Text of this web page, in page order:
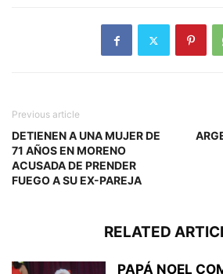
Previous article
DETIENEN A UNA MUJER DE
71 AÑOS EN MORENO
ACUSADA DE PRENDER
FUEGO A SU EX-PAREJA
RELATED
PAPÁ NOEL